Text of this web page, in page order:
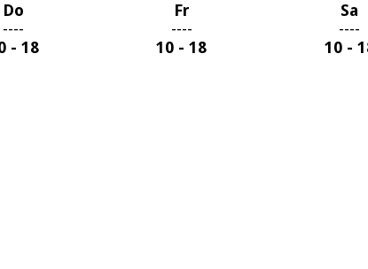
Do
----
- 18
Fr
----
10 - 18
Sa
----
10 -